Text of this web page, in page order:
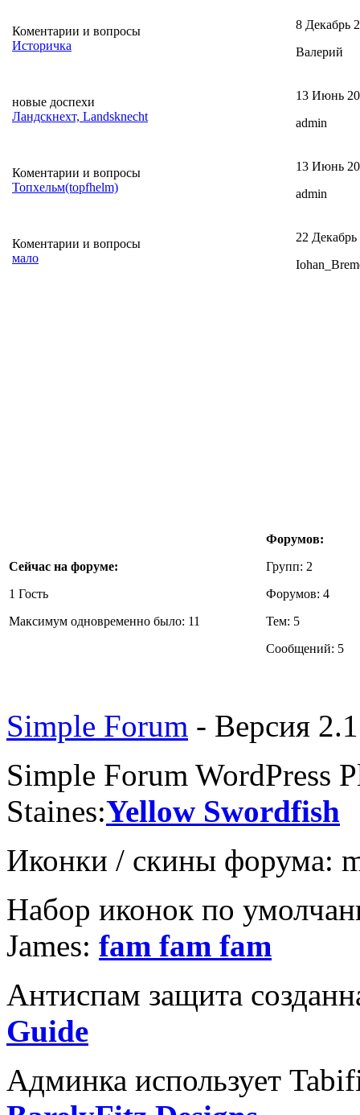
Коментарии и вопросы
Историчка
8 Декабрь
Валерий
новые доспехи
Ландскнехт, Landsknecht
13 Июнь
admin
Коментарии и вопросы
Топхельм(topfhelm)
13 Июнь
admin
Коментарии и вопросы
мало
22
Сейчас на форуме:
1 Гость
Максимум одновременно было: 11
Форумов:
Групп: 2
Форумов: 4
Тем: 5
Сообщений: 5
Simple Forum - Версия
Simple Forum WordPress
Staines:Yellow Swordfish
Иконки / скины форума:
Набор иконок по
James: fam fam fam
Антиспам защита
Guide
Админка использует